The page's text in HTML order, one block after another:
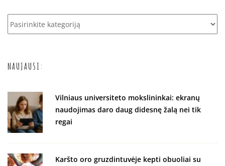
mityba
NAUJAUSI:
Vilniaus universiteto mokslininkai: ekranų
naudojimas daro daug didesnę žalą nei tik
regai
Karšto oro gruzdintuvėje kepti obuoliai su